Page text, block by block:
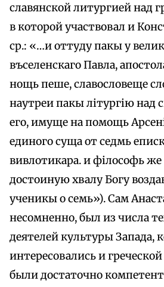
славянской литургией над
в которой участвовал и
ср.: «…и оттуду пакы у
въселенскаго Павла,
нощь пеше, славословеще
наутреи пакы літургію над
его, имуще на помощь
единого суща от седмь
вивлотикара. и філософь
достоиную хвалу Богу
ученикы о семь»). Сам
несомненно, был из числа
деятелей культуры Запада,
интересовались и
были достаточно